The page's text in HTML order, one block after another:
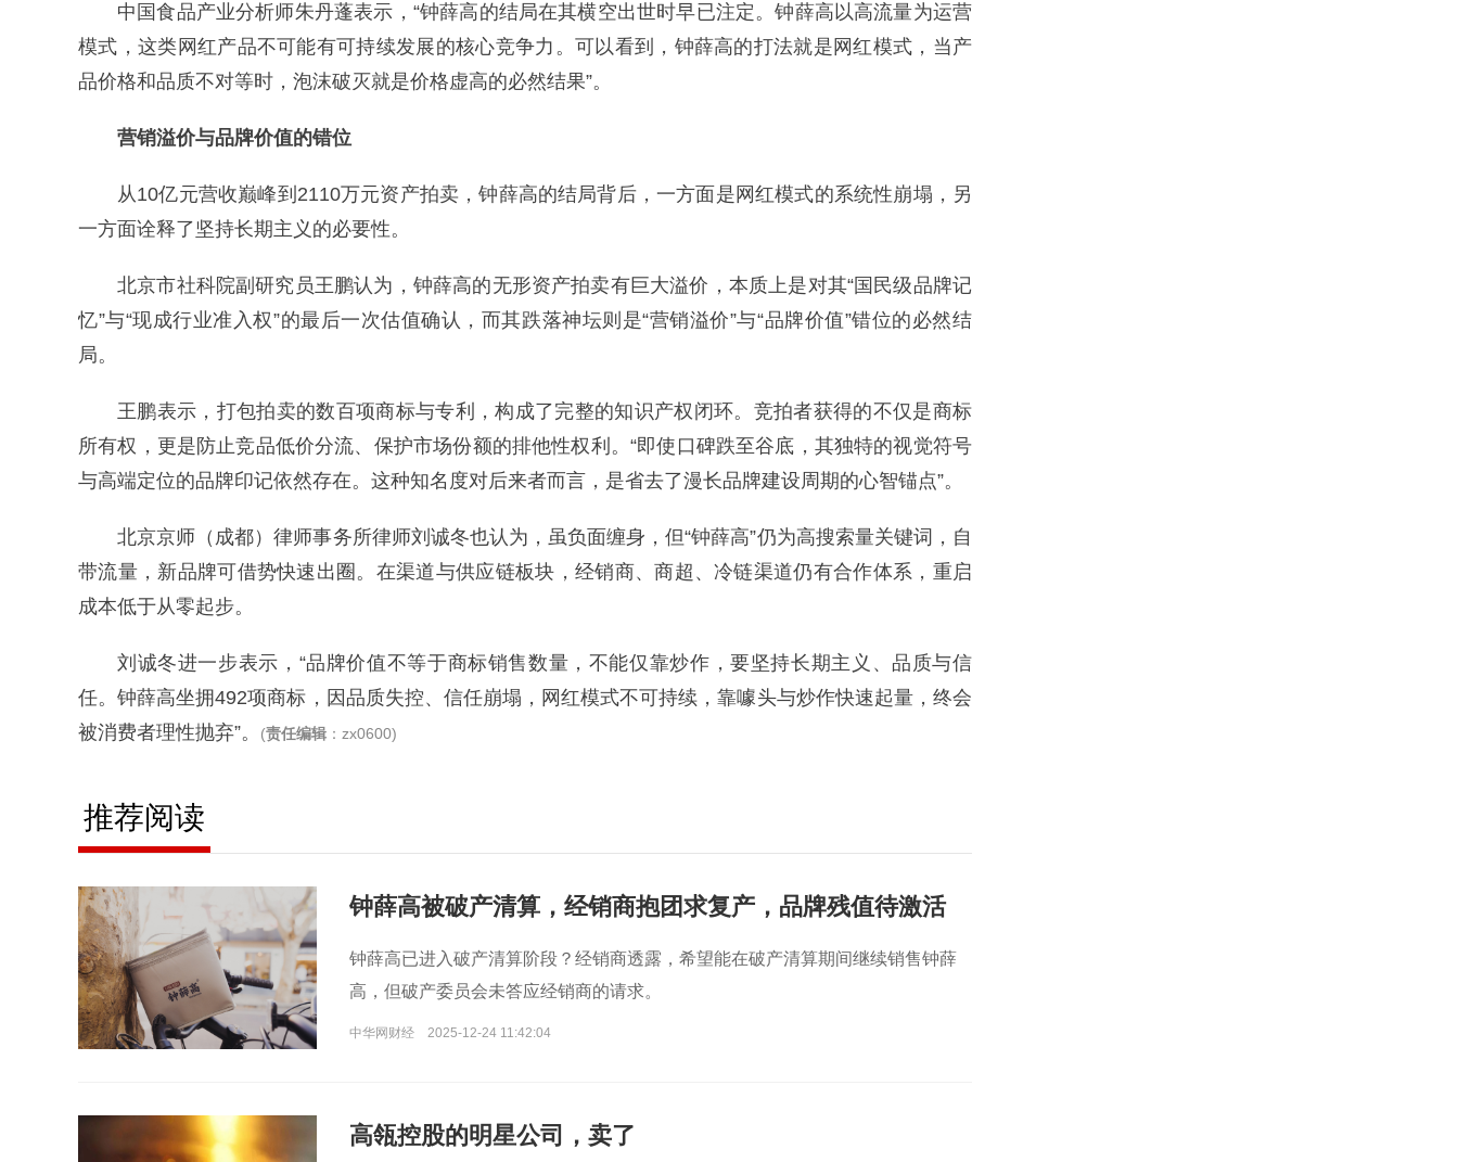
中国食品产业分析师朱丹蓬表示，“钟薛高的结局在其横空出世时早已注定。钟薛高以高流量为运营
模式，这类网红产品不可能有可持续发展的核心竞争力。可以看到，钟薛高的打法就是网红模式，当产
品价格和品质不对等时，泡沫破灭就是价格虚高的必然结果”。
营销溢价与品牌价值的错位
从10亿元营收巅峰到2110万元资产拍卖，钟薛高的结局背后，一方面是网红模式的系统性崩塌，另
一方面诠释了坚持长期主义的必要性。
北京市社科院副研究员王鹏认为，钟薛高的无形资产拍卖有巨大溢价，本质上是对其“国民级品牌记
忆”与“现成行业准入权”的最后一次估值确认，而其跌落神坛则是“营销溢价”与“品牌价值”错位的必然结
局。
王鹏表示，打包拍卖的数百项商标与专利，构成了完整的知识产权闭环。竞拍者获得的不仅是商标
所有权，更是防止竞品低价分流、保护市场份额的排他性权利。“即使口碑跌至谷底，其独特的视觉符号
与高端定位的品牌印记依然存在。这种知名度对后来者而言，是省去了漫长品牌建设周期的心智锚点”。
北京京师（成都）律师事务所律师刘诚冬也认为，虽负面缠身，但“钟薛高”仍为高搜索量关键词，自
带流量，新品牌可借势快速出圈。在渠道与供应链板块，经销商、商超、冷链渠道仍有合作体系，重启
成本低于从零起步。
刘诚冬进一步表示，“品牌价值不等于商标销售数量，不能仅靠炒作，要坚持长期主义、品质与信
任。钟薛高坐拥492项商标，因品质失控、信任崩塌，网红模式不可持续，靠噱头与炒作快速起量，终会
被消费者理性抛弃”。
(责任编辑 ：zx0600)
推荐阅读
钟薛高被破产清算，经销商抱团求复产，品牌残值待激活
钟薛高已进入破产清算阶段？经销商透露，希望能在破产清算期间继续销售钟薛
高，但破产委员会未答应经销商的请求。
中华网财经 2025-12-24 11:42:04
高瓴控股的明星公司，卖了